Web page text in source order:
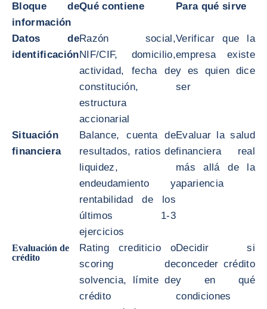
Bloque de
información
Qué contiene Para qué sirve
Datos de
identificación
Razón social,
NIF/CIF, domicilio,
actividad, fecha de
constitución,
estructura
accionarial
Verificar que la
empresa existe
y es quien dice
ser
Situación
financiera
Balance, cuenta de
resultados, ratios de
liquidez,
endeudamiento y
rentabilidad de los
últimos 1-3
ejercicios
Evaluar la salud
financiera real
más allá de la
apariencia
Evaluación de
crédito
Rating crediticio o
scoring de
solvencia, límite de
crédito
Decidir si
conceder crédito
y en qué
condiciones